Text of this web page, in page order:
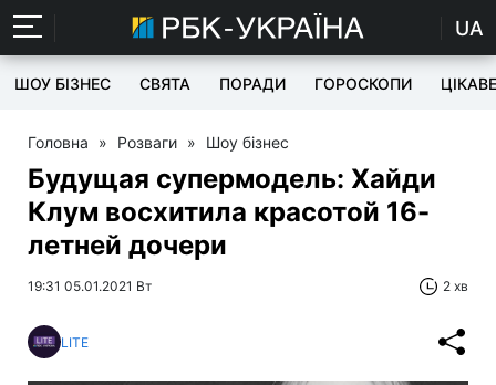
UA
ШОУ БІЗНЕС СВЯТА ПОРАДИ ГОРОСКОПИ ЦІКАВЕ
Головна » Розваги » Шоу бізнес
Будущая супермодель: Хайди
Клум восхитила красотой 16-
летней дочери
19:31 05.01.2021 Вт 2 хв
LITE